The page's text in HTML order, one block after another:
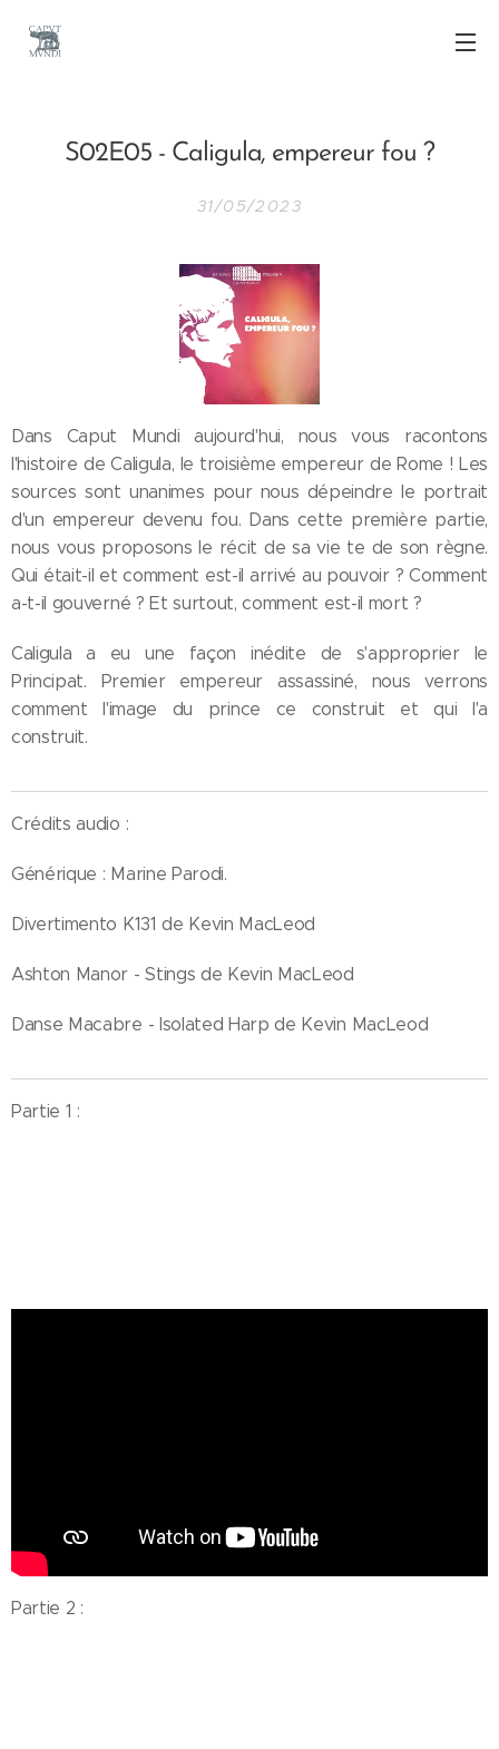
S02E05 - Caligula, empereur fou ?
31/05/2023
Dans Caput Mundi aujourd'hui, nous vous racontons
l'histoire de Caligula, le troisième empereur de Rome ! Les
sources sont unanimes pour nous dépeindre le portrait
d'un empereur devenu fou. Dans cette première partie,
nous vous proposons le récit de sa vie te de son règne.
Qui était-il et comment est-il arrivé au pouvoir ? Comment
a-t-il gouverné ? Et surtout, comment est-il mort ?
Caligula a eu une façon inédite de s'approprier le
Principat. Premier empereur assassiné, nous verrons
comment l'image du prince ce construit et qui l'a
construit.
Crédits audio :
Générique : Marine Parodi.
Divertimento K131 de Kevin MacLeod
Ashton Manor - Stings de Kevin MacLeod
Danse Macabre - Isolated Harp de Kevin MacLeod
Partie 1 :
Partie 2 :